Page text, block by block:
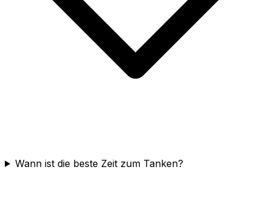
Wann ist die beste Zeit zum Tanken?